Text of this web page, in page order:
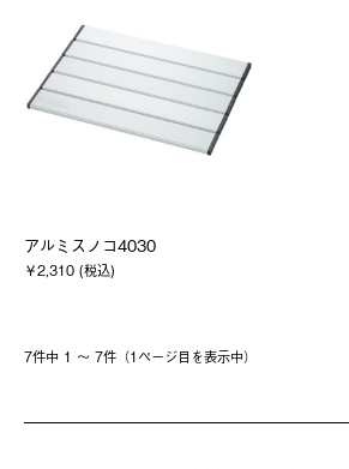
アルミスノコ4030
￥2,310 (税込)
7件中 1 〜 7件（1ページ⽬を表⽰中）